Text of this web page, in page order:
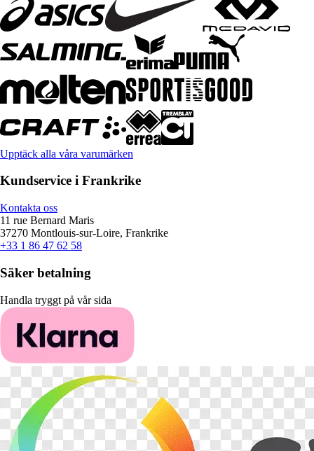
Upptäck alla våra varumärken
Kundservice i Frankrike
Kontakta oss
11 rue Bernard Maris
37270 Montlouis-sur-Loire, Frankrike
+33 1 86 47 62 58
Säker betalning
Handla tryggt på vår sida